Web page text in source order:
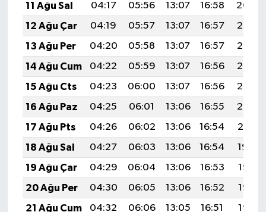
11 Ağu Sal
04:17 05:56 13:07 16:58
20:09
12 Ağu Çar
04:19 05:57 13:07 16:57
20:07
13 Ağu Per
04:20 05:58 13:07 16:57
20:06
14 Ağu Cum
04:22 05:59 13:07 16:56
20:05
15 Ağu Cts
04:23 06:00 13:07 16:56
20:03
16 Ağu Paz
04:25 06:01 13:06 16:55
20:02
17 Ağu Pts
04:26 06:02 13:06 16:54
20:01
18 Ağu Sal
04:27 06:03 13:06 16:54
19:59
19 Ağu Çar
04:29 06:04 13:06 16:53
19:58
20 Ağu Per
04:30 06:05 13:06 16:52
19:56
21 Ağu Cum
04:32 06:06 13:05 16:51
19:55